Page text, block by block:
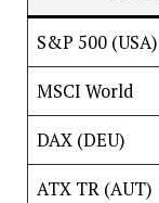
S&P 500 (USA)
MSCI World
DAX (DEU)
ATX TR (AUT)